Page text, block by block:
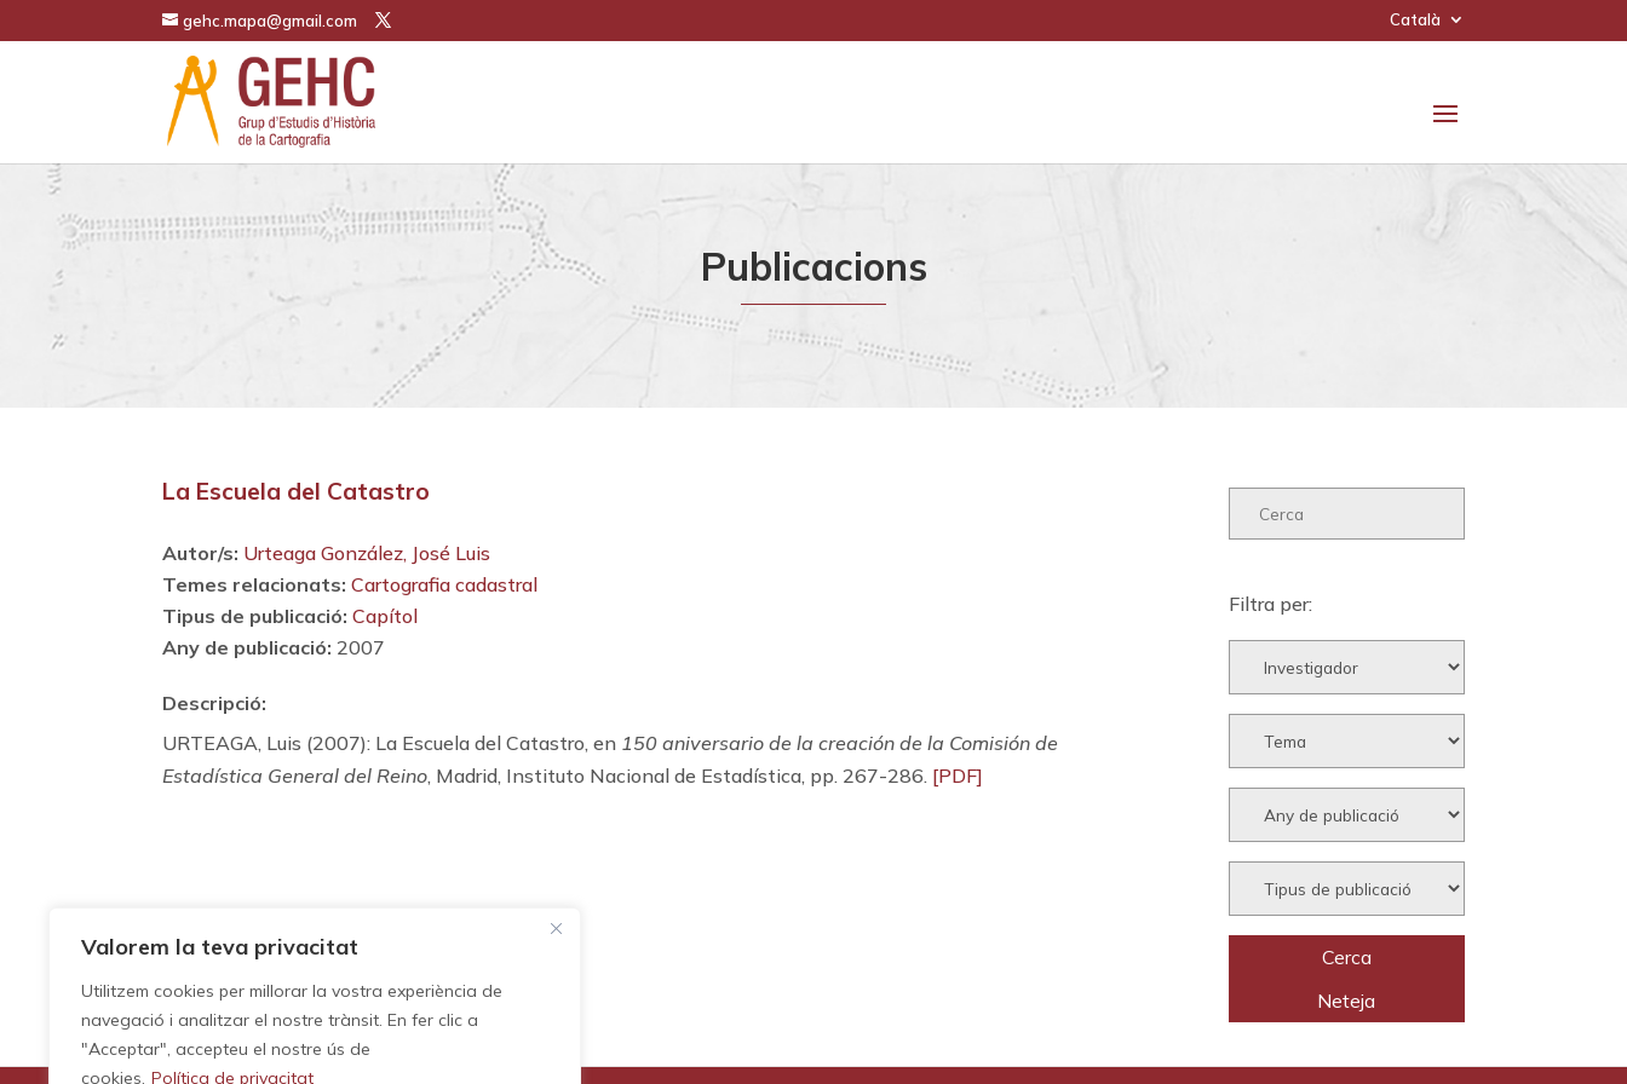
Valorem la teva privacitat
Utilitzem cookies per millorar la vostra experiència de
navegació i analitzar el nostre trànsit. En fer clic a
"Acceptar", accepteu el nostre ús de
cookies. Política de privacitat
gehc.mapa@gmail.com Català
Publicacions
La Escuela del Catastro
Autor/s: Urteaga González, José Luis
Temes relacionats: Cartografia cadastral
Tipus de publicació: Capítol
Any de publicació: 2007
Descripció:
URTEAGA, Luis (2007): La Escuela del Catastro, en 150 aniversario de la creación de la Comisión de
Estadística General del Reino, Madrid, Instituto Nacional de Estadística, pp. 267-286. [PDF]
Filtra per: